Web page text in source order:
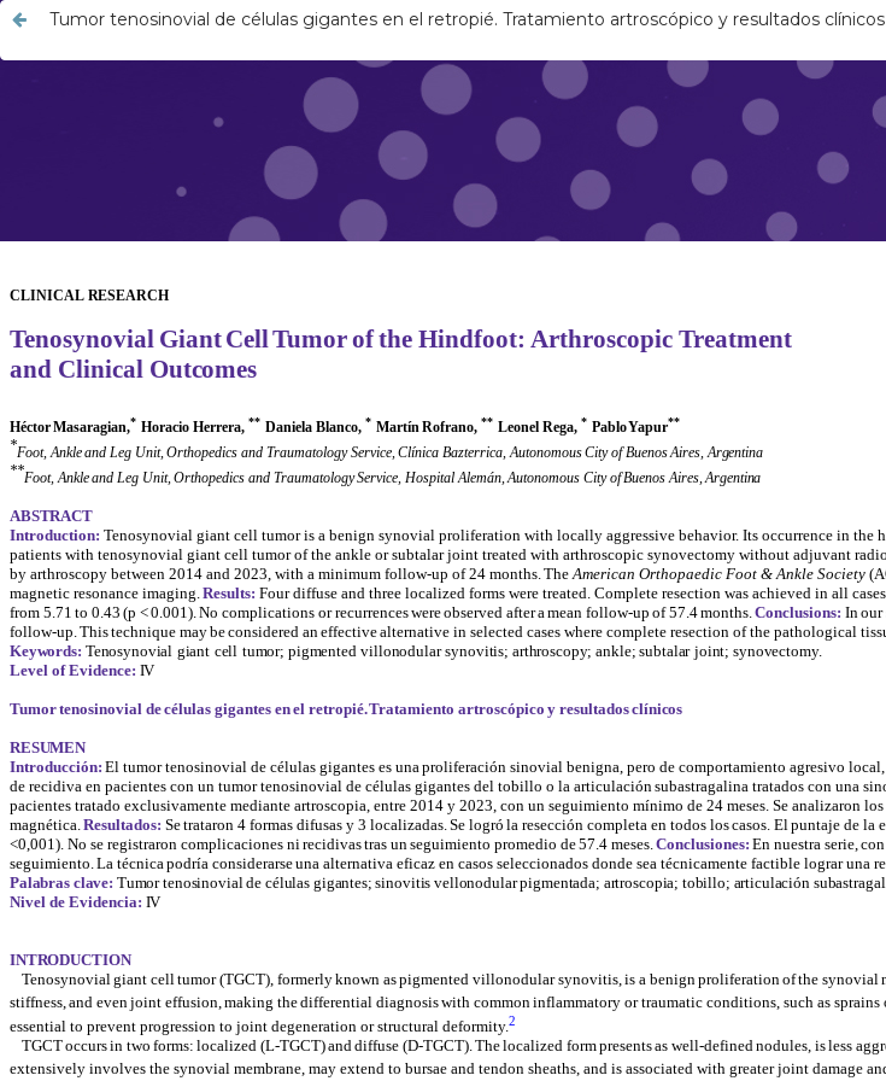
Tumor tenosinovial de células gigantes en el retropié. Tratamiento artroscópico y resultados clínicos